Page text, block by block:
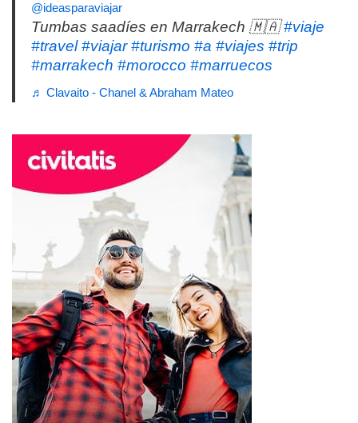
@ideasparaviajar
Tumbas saadíes en Marrakech 🇲🇦#viaje
#travel #viajar #turismo #a #viajes #trip
#marrakech #morocco #marruecos
♬ Clavaito - Chanel & Abraham Mateo